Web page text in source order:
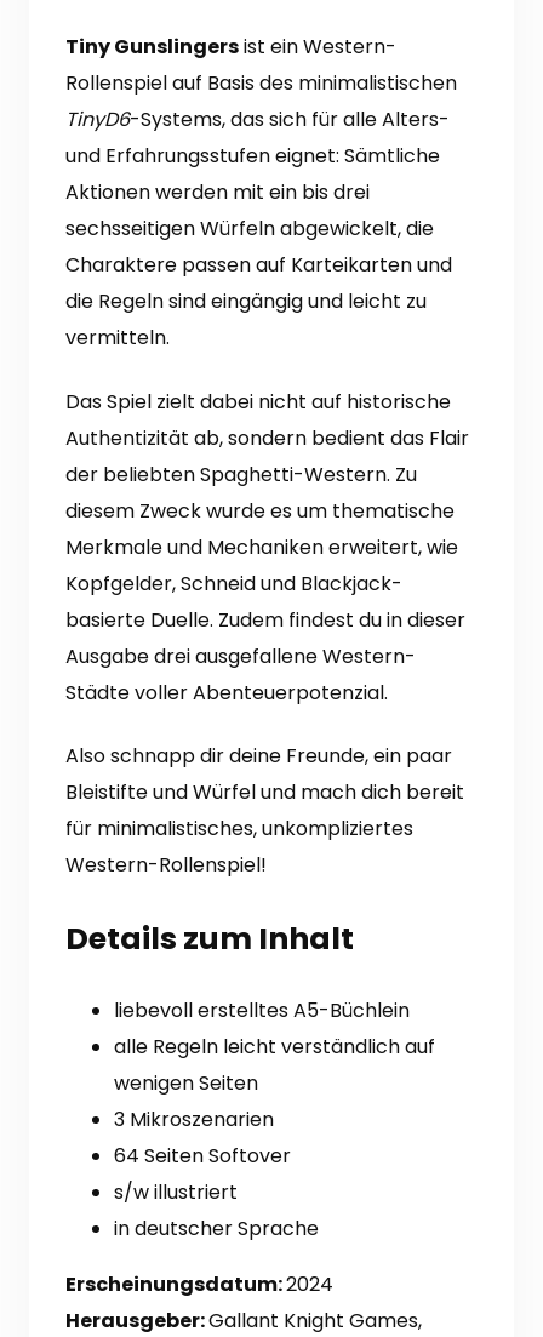
Tiny Gunslingersist ein Western-
Rollenspiel auf Basis des minimalistischen
TinyD6-Systems, das sich für alle Alters-
und Erfahrungs­stufen eignet: Sämtliche
Aktionen werden mit ein bis drei
sechsseitigen Würfeln abgewickelt, die
Charaktere passen auf Karteikarten und
die Regeln sind eingängig und leicht zu
vermitteln.
Das Spiel zielt dabei nicht auf historische
Authentizität ab, sondern bedient das Flair
der beliebten Spaghetti-Western. Zu
diesem Zweck wurde es um thematische
Merkmale und Mechaniken erweitert, wie
Kopfgelder, Schneid und Blackjack-
basierte Duelle. Zudem findest du in dieser
Ausgabe drei ausgefallene Western-
Städte voller Abenteuerpotenzial.
Also schnapp dir deine Freunde, ein paar
Bleistifte und Würfel und mach dich bereit
für minimalistisches, unkompliziertes
Western-Rollenspiel!
Details zum Inhalt
liebevoll erstelltes A5-Büchlein
alle Regeln leicht verständlich auf
wenigen Seiten
3 Mikroszenarien
64 Seiten Softover
s/w illustriert
in deutscher Sprache
Erscheinungsdatum:2024
Herausgeber:Gallant Knight Games,